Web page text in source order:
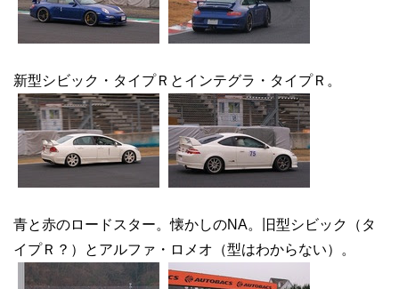
新型シビック・タイプＲとインテグラ・タイプＲ。
青と赤のロードスター。懐かしのNA。旧型シビック（タ
イプＲ？）とアルファ・ロメオ（型はわからない）。